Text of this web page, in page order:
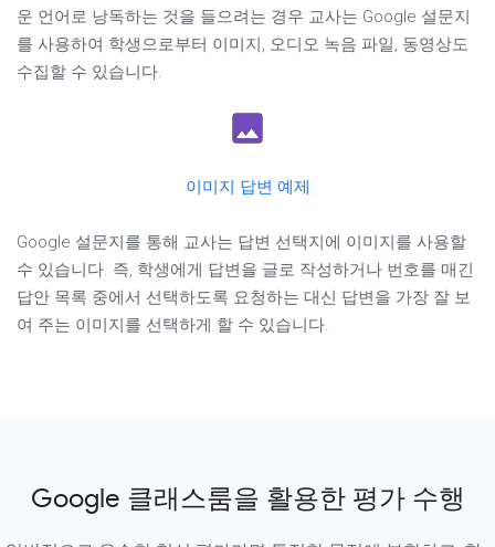
운 언어로 낭독하는 것을 들으려는 경우 교사는 Google 설문지
를 사용하여 학생으로부터 이미지, 오디오 녹음 파일, 동영상도
수집할 수 있습니다.
이미지 답변 예제
Google 설문지를 통해 교사는 답변 선택지에 이미지를 사용할
수 있습니다. 즉, 학생에게 답변을 글로 작성하거나 번호를 매긴
답안 목록 중에서 선택하도록 요청하는 대신 답변을 가장 잘 보
여 주는 이미지를 선택하게 할 수 있습니다.
Google 클래스룸을 활용한 평가 수행